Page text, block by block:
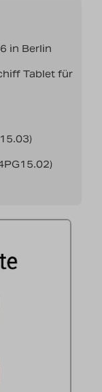
in Berlin
Tablet für